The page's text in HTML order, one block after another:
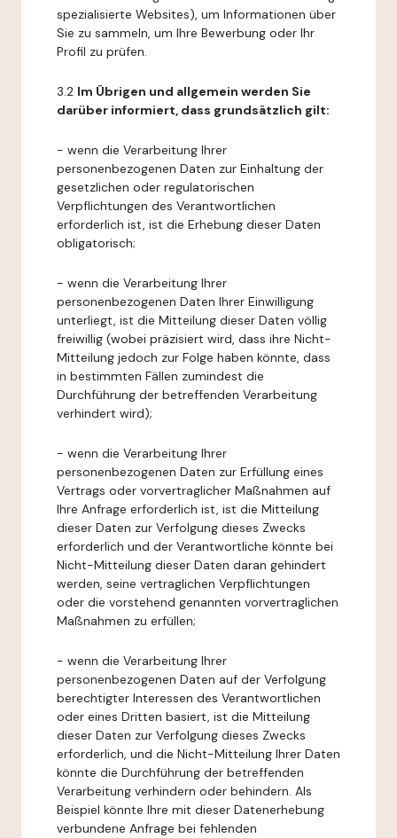
spezialisierte Websites), um Informationen über
Sie zu sammeln, um Ihre Bewerbung oder Ihr
Profil zu prüfen.
3.2 Im Übrigen und allgemein werden Sie
darüber informiert, dass grundsätzlich gilt:
- wenn die Verarbeitung Ihrer
personenbezogenen Daten zur Einhaltung der
gesetzlichen oder regulatorischen
Verpflichtungen des Verantwortlichen
erforderlich ist, ist die Erhebung dieser Daten
obligatorisch;
- wenn die Verarbeitung Ihrer
personenbezogenen Daten Ihrer Einwilligung
unterliegt, ist die Mitteilung dieser Daten völlig
freiwillig (wobei präzisiert wird, dass ihre Nicht-
Mitteilung jedoch zur Folge haben könnte, dass
in bestimmten Fällen zumindest die
Durchführung der betreffenden Verarbeitung
verhindert wird);
- wenn die Verarbeitung Ihrer
personenbezogenen Daten zur Erfüllung eines
Vertrags oder vorvertraglicher Maßnahmen auf
Ihre Anfrage erforderlich ist, ist die Mitteilung
dieser Daten zur Verfolgung dieses Zwecks
erforderlich und der Verantwortliche könnte bei
Nicht-Mitteilung dieser Daten daran gehindert
werden, seine vertraglichen Verpflichtungen
oder die vorstehend genannten vorvertraglichen
Maßnahmen zu erfüllen;
- wenn die Verarbeitung Ihrer
personenbezogenen Daten auf der Verfolgung
berechtigter Interessen des Verantwortlichen
oder eines Dritten basiert, ist die Mitteilung
dieser Daten zur Verfolgung dieses Zwecks
erforderlich, und die Nicht-Mitteilung Ihrer Daten
könnte die Durchführung der betreffenden
Verarbeitung verhindern oder behindern. Als
Beispiel könnte Ihre mit dieser Datenerhebung
verbundene Anfrage bei fehlenden